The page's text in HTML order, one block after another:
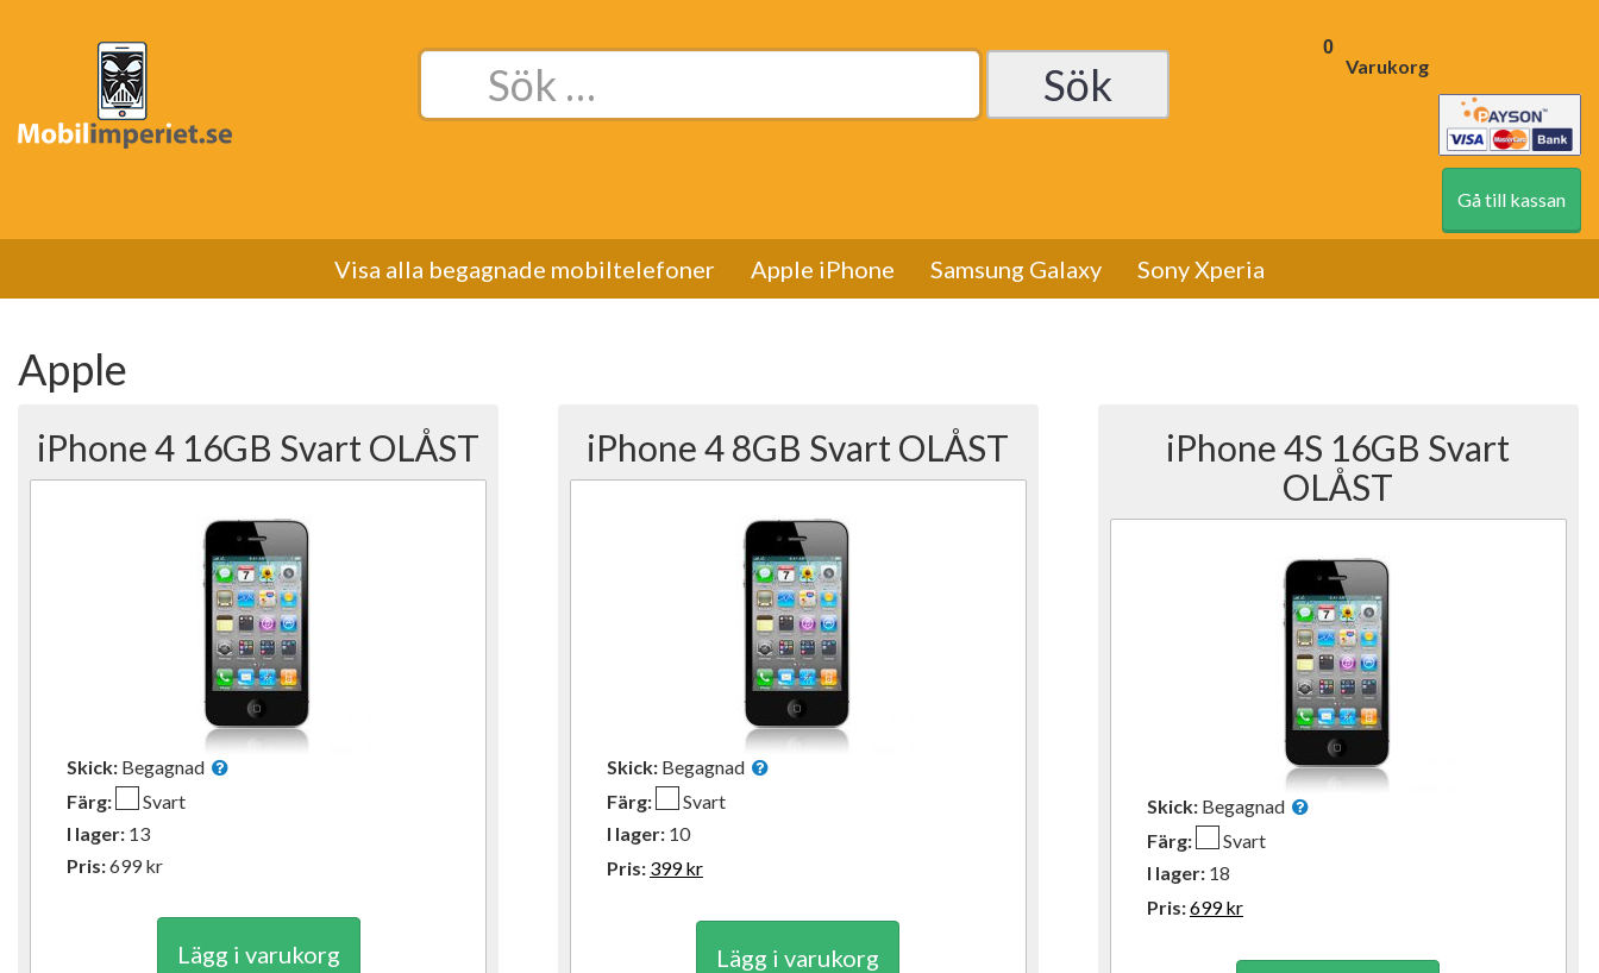
Sök
Varukorg
0
Gå till kassan
Visa alla begagnade mobiltelefoner Apple iPhone Samsung Galaxy Sony Xperia
Apple
iPhone 4 16GB Svart OLÅST
Skick: Begagnad
Färg:
Svart
I lager: 13
Pris:699kr
Lägg i varukorg
iPhone 4 8GB Svart OLÅST
Skick: Begagnad
Färg:
Svart
I lager: 10
Pris: 399kr
Lägg i varukorg
iPhone 4S 16GB Svart
OLÅST
Skick: Begagnad
Färg:
Svart
I lager: 18
Pris:699kr